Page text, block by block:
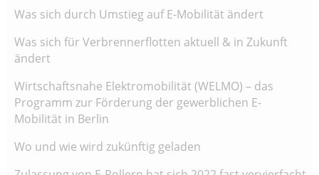
Was sich durch Umstieg auf E-Mobilität ändert
Was sich für Verbrennerflotten aktuell & in Zukunft
ändert
Wirtschaftsnahe Elektromobilität (WELMO) – das
Programm zur Förderung der gewerblichen E-
Mobilität in Berlin
Wo und wie wird zukünftig geladen